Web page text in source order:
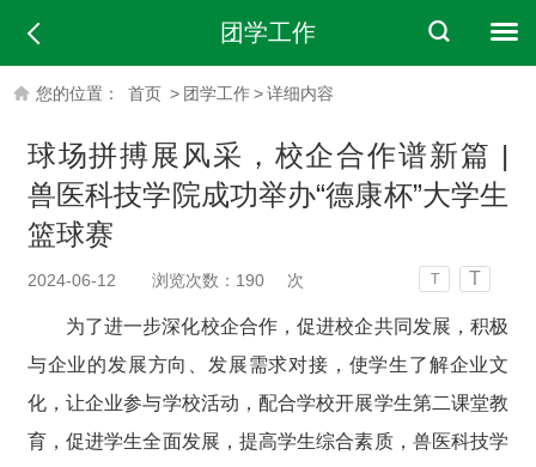
团学工作
您的位置： 首页 > 团学工作>详细内容
球场拼搏展风采，校企合作谱新篇 |
兽医科技学院成功举办“德康杯”大学生
篮球赛
2024-06-12 浏览次数： 190 次 T T
为了进一步深化校企合作，促进校企共同发展，积极
与企业的发展方向、发展需求对接，使学生了解企业文
化，让企业参与学校活动，配合学校开展学生第二课堂教
育，促进学生全面发展，提高学生综合素质，兽医科技学